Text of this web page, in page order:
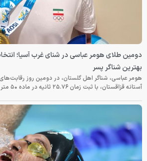
دومین طلای هومر عباسی در شنای غرب آسیا؛ انتخاب
بهترین شناگر پسر
هومر عباسی، شناگر اهل گلستان، در دومین روز
آستانه قزاقستان، با ثبت زمان ۲۵.۷۶ ثانیه در ماده ۵۰ متر کرال پشت به مدال طلا